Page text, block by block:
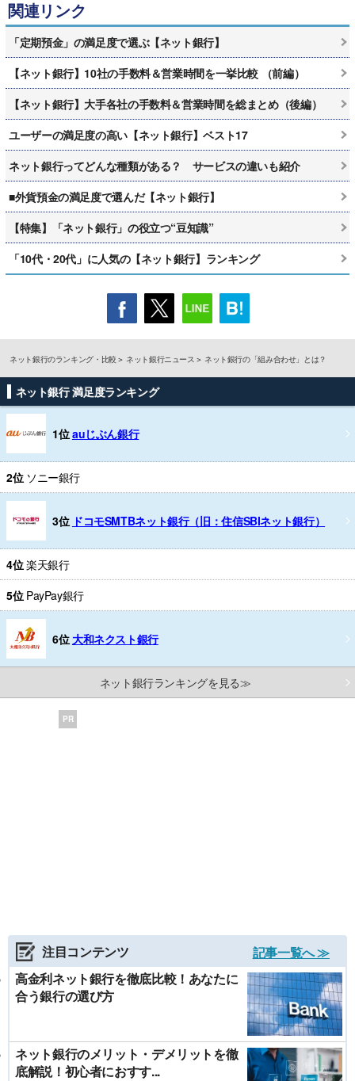
関連リンク
「定期預金」の満足度で選ぶ【ネット銀行】
【ネット銀行】10社の手数料＆営業時間を一挙比較 （前編）
【ネット銀行】大手各社の手数料＆営業時間を総まとめ（後編）
ユーザーの満足度の高い【ネット銀行】ベスト17
ネット銀行ってどんな種類がある？ サービスの違いも紹介
■外貨預金の満足度で選んだ【ネット銀行】
【特集】「ネット銀行」の役立つ“豆知識”
「10代・20代」に人気の【ネット銀行】ランキング
ネット銀行のランキング・比較 ネット銀行ニュース ネット銀行の「組み合わせ」とは？
ネット銀行 満足度ランキング
1位auじぶん銀行
2位 ソニー銀行
3位 ドコモSMTBネット銀行（旧：住信SBIネット銀行）
4位楽天銀行
5位 PayPay銀行
6位 大和ネクスト銀行
ネット銀行ランキングを見る≫
PR
注目コンテンツ
記事一覧へ ≫
高金利ネット銀行を徹底比較！あなたに
合う銀行の選び方
ネット銀行のメリット・デメリットを徹
底解説！初心者におすす...